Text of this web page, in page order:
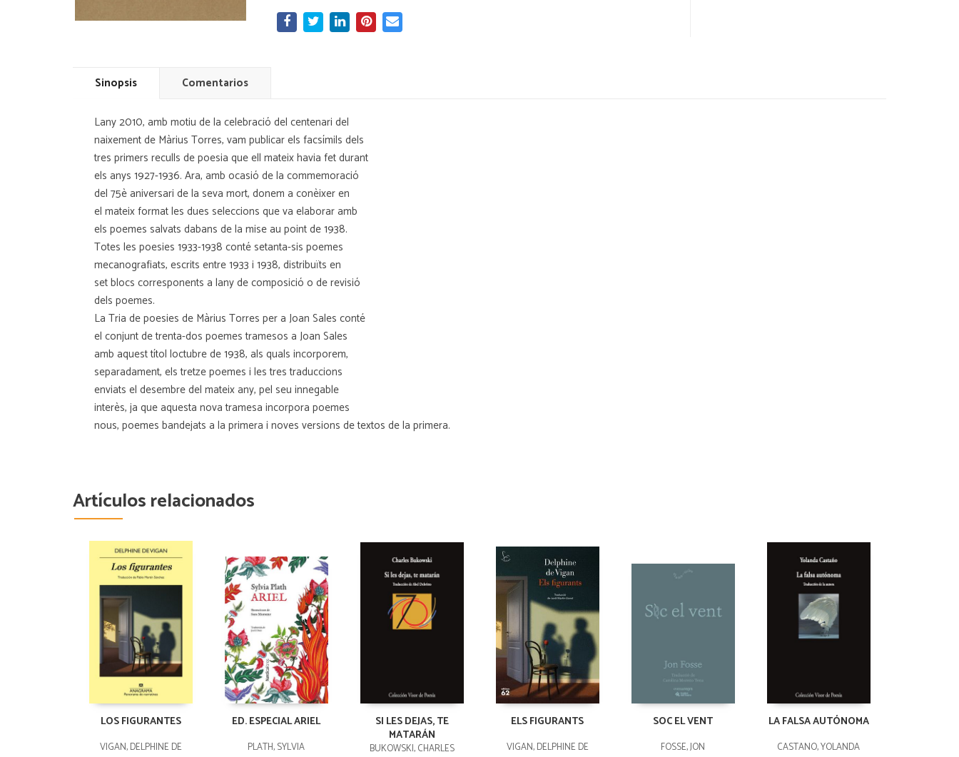
Sinopsis Comentarios
Lany 2010, amb motiu de la celebració del centenari del
naixement de Màrius Torres, vam publicar els facsímils dels
tres primers reculls de poesia que ell mateix havia fet durant
els anys 1927-1936. Ara, amb ocasió de la commemoració
del 75è aniversari de la seva mort, donem a conèixer en
el mateix format les dues seleccions que va elaborar amb
els poemes salvats dabans de la mise au point de 1938.
Totes les poesies 1933-1938 conté setanta-sis poemes
mecanografiats, escrits entre 1933 i 1938, distribuïts en
set blocs corresponents a lany de composició o de revisió
dels poemes.
La Tria de poesies de Màrius Torres per a Joan Sales conté
el conjunt de trenta-dos poemes tramesos a Joan Sales
amb aquest títol loctubre de 1938, als quals incorporem,
separadament, els tretze poemes i les tres traduccions
enviats el desembre del mateix any, pel seu innegable
interès, ja que aquesta nova tramesa incorpora poemes
nous, poemes bandejats a la primera i noves versions de textos de la primera.
Artículos relacionados
LOS FIGURANTES
VIGAN, DELPHINE DE
ED. ESPECIAL ARIEL
PLATH, SYLVIA
SI LES DEJAS, TE
MATARÁN
BUKOWSKI, CHARLES
ELS FIGURANTS
VIGAN, DELPHINE DE
SOC EL VENT
FOSSE, JON
LA FALSA AUTÓNOMA
CASTAÑO, YOLANDA